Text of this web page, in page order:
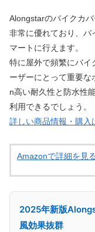
Alongstarのバイクカ
非常に優れており、バ
マートに行えます。
特に屋外で頻繁にバイ
ーザーにとって重要な
n高い耐久性と防水性
利用できるでしょう。
詳しい商品情報・購入
Amazonで詳細を見
2025年新版
風効果抜群